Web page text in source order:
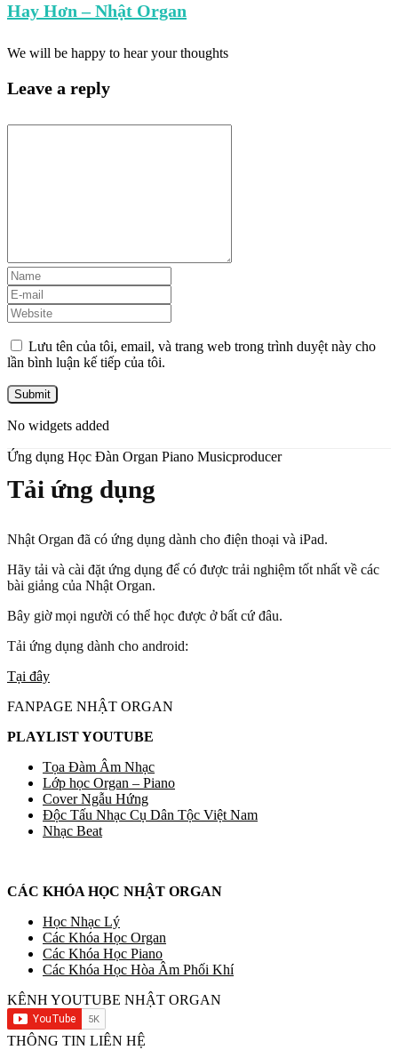
Hay Hơn – Nhật Organ
We will be happy to hear your thoughts
Leave a reply
Lưu tên của tôi, email, và trang web trong trình duyệt này cho
lần bình luận kế tiếp của tôi.
No widgets added
Ứng dụng Học Đàn Organ Piano Musicproducer
Tải ứng dụng
Nhật Organ đã có ứng dụng dành cho điện thoại và iPad.
Hãy tải và cài đặt ứng dụng để có được trải nghiệm tốt nhất về các
bài giảng của Nhật Organ.
Bây giờ mọi người có thể học được ở bất cứ đâu.
Tải ứng dụng dành cho android:
Tại đây
FANPAGE NHẬT ORGAN
PLAYLIST YOUTUBE
Tọa Đàm Âm Nhạc
Lớp học Organ – Piano
Cover Ngẫu Hứng
Độc Tấu Nhạc Cụ Dân Tộc Việt Nam
Nhạc Beat
CÁC KHÓA HỌC NHẬT ORGAN
Học Nhạc Lý
Các Khóa Học Organ
Các Khóa Học Piano
Các Khóa Học Hòa Âm Phối Khí
KÊNH YOUTUBE NHẬT ORGAN
THÔNG TIN LIÊN HỆ